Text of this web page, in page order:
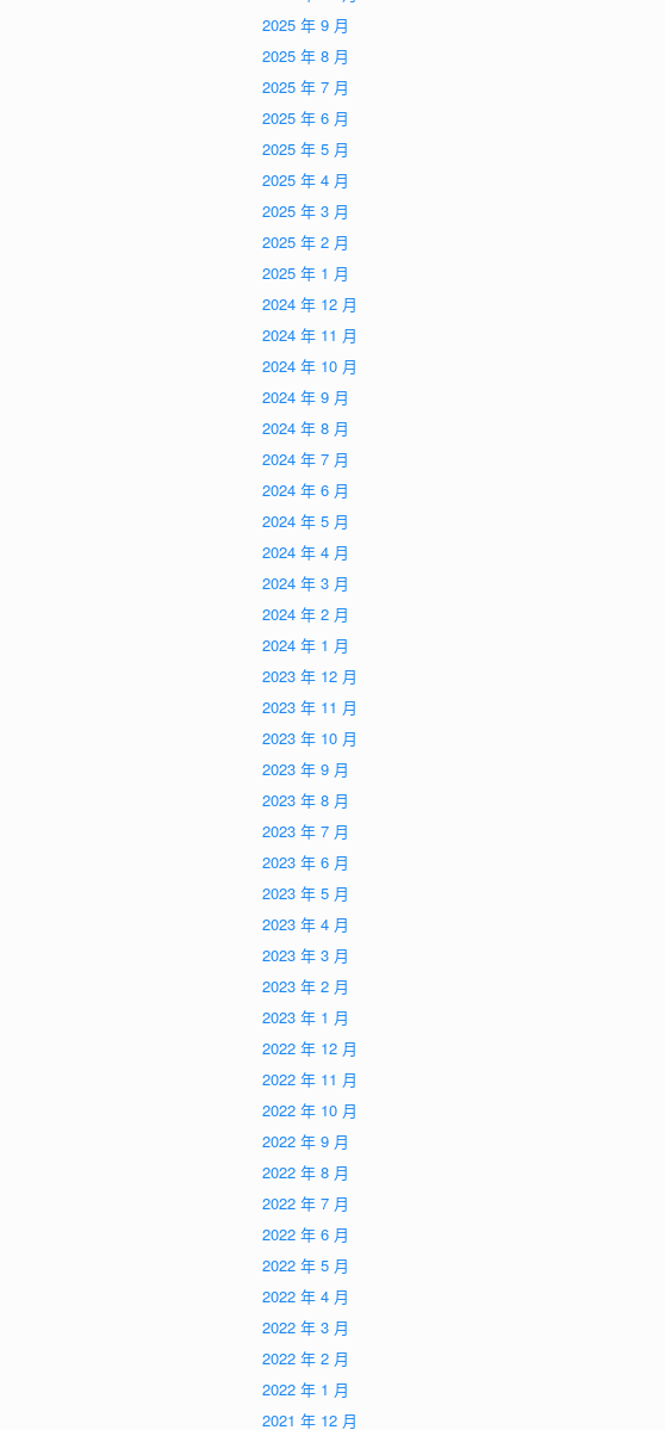
2025 年 9 月
2025 年 8 月
2025 年 7 月
2025 年 6 月
2025 年 5 月
2025 年 4 月
2025 年 3 月
2025 年 2 月
2025 年 1 月
2024 年 12 月
2024 年 11 月
2024 年 10 月
2024 年 9 月
2024 年 8 月
2024 年 7 月
2024 年 6 月
2024 年 5 月
2024 年 4 月
2024 年 3 月
2024 年 2 月
2024 年 1 月
2023 年 12 月
2023 年 11 月
2023 年 10 月
2023 年 9 月
2023 年 8 月
2023 年 7 月
2023 年 6 月
2023 年 5 月
2023 年 4 月
2023 年 3 月
2023 年 2 月
2023 年 1 月
2022 年 12 月
2022 年 11 月
2022 年 10 月
2022 年 9 月
2022 年 8 月
2022 年 7 月
2022 年 6 月
2022 年 5 月
2022 年 4 月
2022 年 3 月
2022 年 2 月
2022 年 1 月
2021 年 12 月